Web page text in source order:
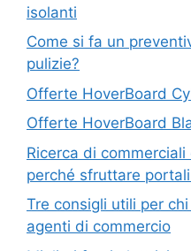
isolanti
Come si fa un
pulizie?
Offerte HoverBoard
Offerte HoverBoard
Ricerca di
perché sfruttare
Tre consigli utili per
agenti di commercio